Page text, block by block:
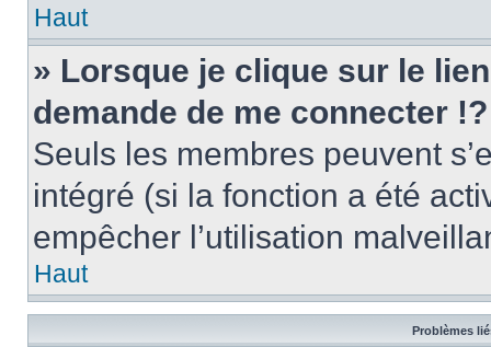
Haut
» Lorsque je clique sur le
demande de me connecter !?
Seuls les membres peuvent
intégré (si la fonction a été
empêcher l’utilisation
Haut
Problèmes